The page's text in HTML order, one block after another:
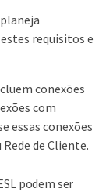
requisitos e
conexões
com
essas conexões
de Cliente.
podem ser